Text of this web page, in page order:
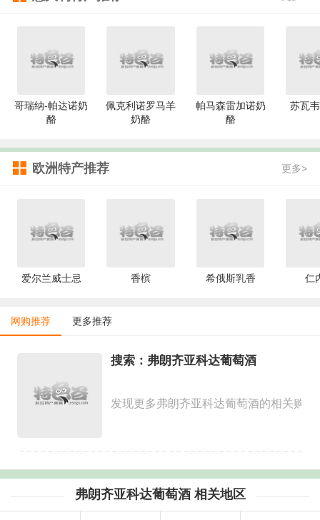
哥瑞纳-帕达诺奶
酪
佩克利诺罗马羊
奶酪
帕马森雷加诺奶
酪
苏瓦
欧洲特产推荐 更多>
爱尔兰威士忌 香槟 希俄斯乳香 仁
网购推荐 更多推荐
搜索：弗朗齐亚科达葡萄酒
发现更多弗朗齐亚科达葡萄酒的相关购买
弗朗齐亚科达葡萄酒 相关地区